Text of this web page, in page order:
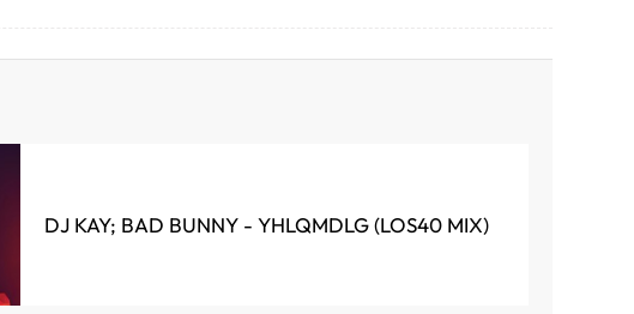
DJ KAY; BAD BUNNY - YHLQMDLG (LOS40 MIX)